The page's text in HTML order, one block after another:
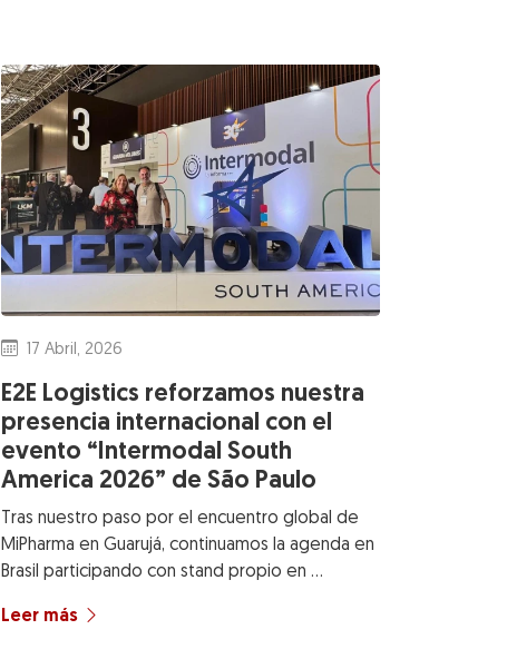
17 Abril, 2026
E2E Logistics reforzamos nuestra
presencia internacional con el
evento “Intermodal South
America 2026” de São Paulo
Tras nuestro paso por el encuentro global de
MiPharma en Guarujá, continuamos la agenda en
Brasil participando con stand propio en …
Leer más